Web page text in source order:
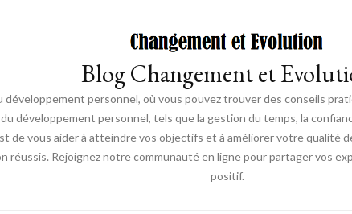
Blog Changement et
personnel, où vous pouvez trouver des conseils
développement personnel, tels que la gestion du temps, la
de vous aider à atteindre vos objectifs et à améliorer votre qualité
réussis. Rejoignez notre communauté en ligne pour partager vos
positif.